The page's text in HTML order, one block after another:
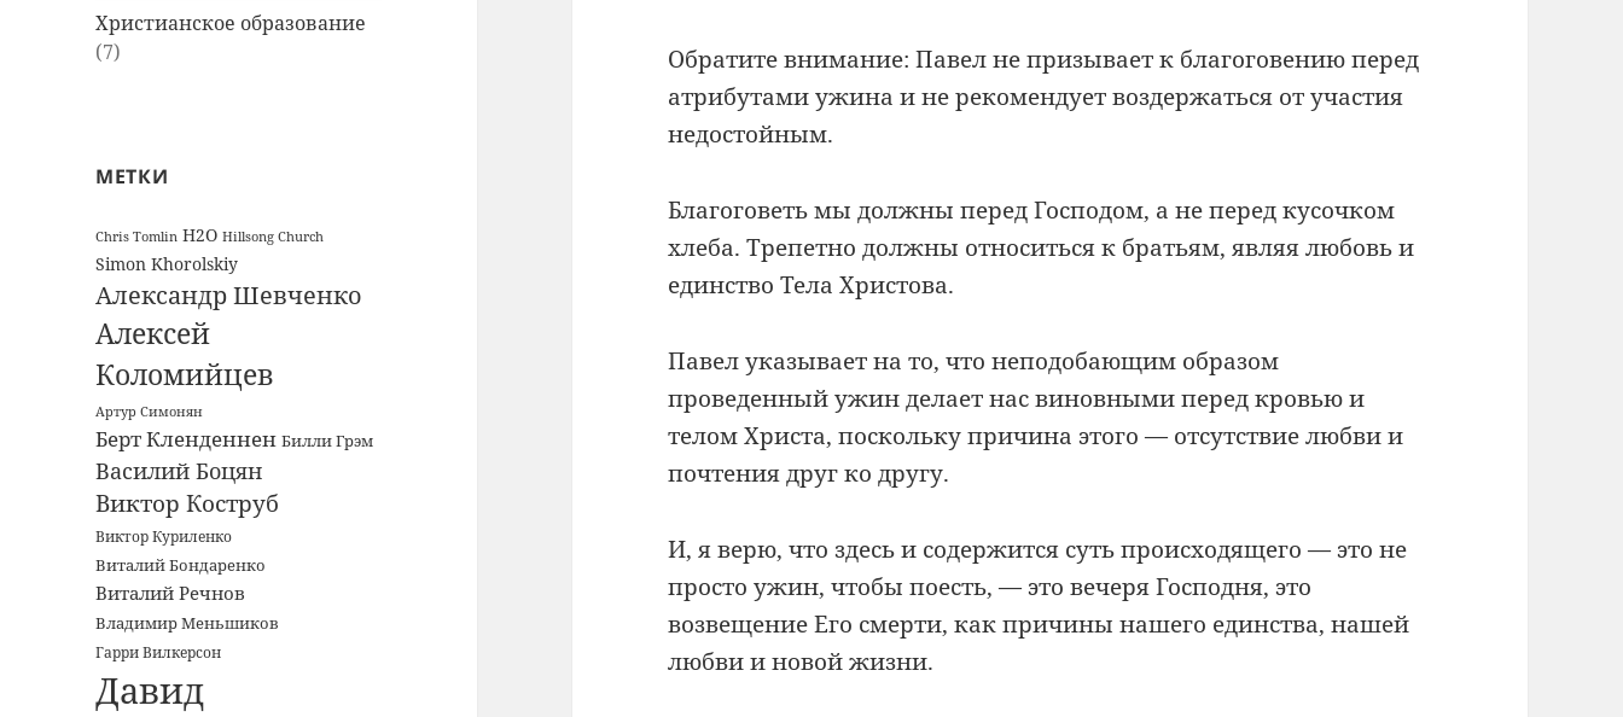
Христианское образование
(7)
МЕТКИ
Chris Tomlin H2O Hillsong Church
Simon Khorolskiy
Александр Шевченко
Алексей
Коломийцев
Артур Симонян
Берт Кленденнен Билли Грэм
Василий Боцян
Виктор Коструб
Виктор Куриленко
Виталий Бондаренко
Виталий Речнов
Владимир Меньшиков
Гарри Вилкерсон
Давид
Обратите внимание: Павел не призывает к благоговению перед
атрибутами ужина и не рекомендует воздержаться от участия
недостойным.
Благоговеть мы должны перед Господом, а не перед кусочком
хлеба. Трепетно должны относиться к братьям, являя любовь и
единство Тела Христова.
Павел указывает на то, что неподобающим образом
проведенный ужин делает нас виновными перед кровью и
телом Христа, поскольку причина этого — отсутствие любви и
почтения друг ко другу.
И, я верю, что здесь и содержится суть происходящего — это не
просто ужин, чтобы поесть, — это вечеря Господня, это
возвещение Его смерти, как причины нашего единства, нашей
любви и новой жизни.